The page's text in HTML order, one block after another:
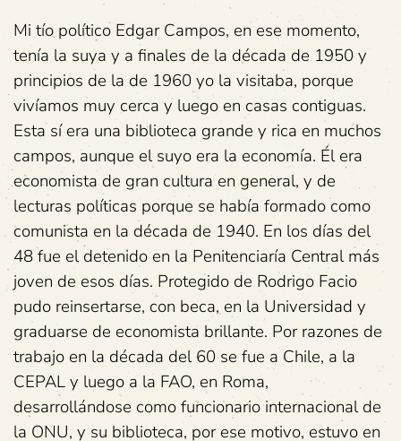
Mi tío político Edgar Campos, en ese momento,
tenía la suya y a finales de la década de 1950 y
principios de la de 1960 yo la visitaba, porque
vivíamos muy cerca y luego en casas contiguas.
Esta sí era una biblioteca grande y rica en muchos
campos, aunque el suyo era la economía. Él era
economista de gran cultura en general, y de
lecturas políticas porque se había formado como
comunista en la década de 1940. En los días del
48 fue el detenido en la Penitenciaría Central más
joven de esos días. Protegido de Rodrigo Facio
pudo reinsertarse, con beca, en la Universidad y
graduarse de economista brillante. Por razones de
trabajo en la década del 60 se fue a Chile, a la
CEPAL y luego a la FAO, en Roma,
desarrollándose como funcionario internacional de
la ONU, y su biblioteca, por ese motivo, estuvo en